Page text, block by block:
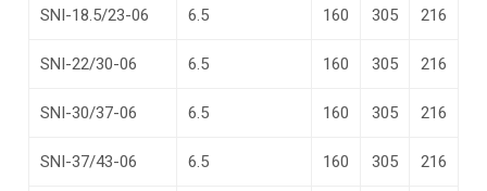
SNI-18.5/23-06 6.5 160 305 216
SNI-22/30-06 6.5 160 305 216
SNI-30/37-06 6.5 160 305 216
SNI-37/43-06 6.5 160 305 216